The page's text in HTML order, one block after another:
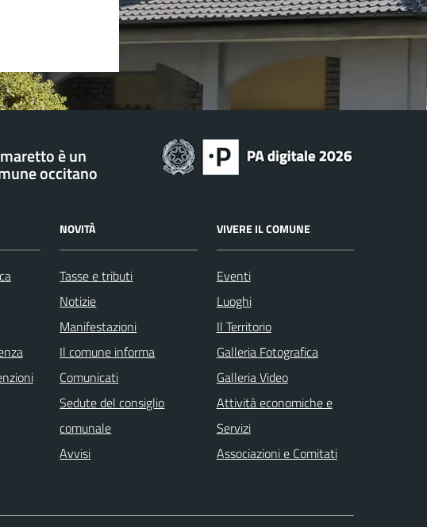
è un
occitano
NOVITÀ
Tasse e tributi
Notizie
Manifestazioni
Il comune informa
Comunicati
Sedute del consiglio
comunale
Avvisi
VIVERE IL COMUNE
Eventi
Luoghi
Il Territorio
Galleria Fotografica
Galleria Video
Attività economiche e
Servizi
Associazioni e Comitati